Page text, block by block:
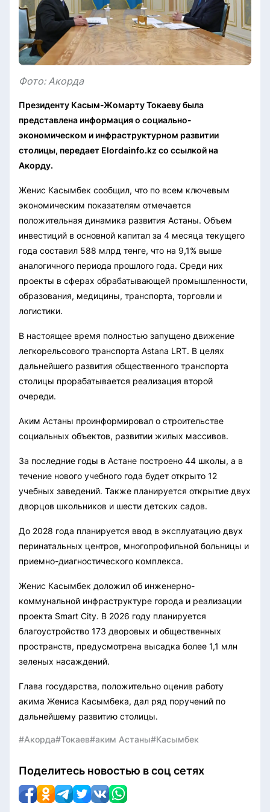
Фото: Акорда
Президенту Касым-Жомарту Токаеву была
представлена информация о социально-
экономическом и инфраструктурном развитии
столицы, передает Elordainfo.kz со ссылкой на
Акорду.
Женис Касымбек сообщил, что по всем ключевым
экономическим показателям отмечается
положительная динамика развития Астаны. Объем
инвестиций в основной капитал за 4 месяца текущего
года составил 588 млрд тенге, что на 9,1% выше
аналогичного периода прошлого года. Среди них
проекты в сферах обрабатывающей промышленности,
образования, медицины, транспорта, торговли и
логистики.
В настоящее время полностью запущено движение
легкорельсового транспорта Astana LRT. В целях
дальнейшего развития общественного транспорта
столицы прорабатывается реализация второй
очереди.
Аким Астаны проинформировал о строительстве
социальных объектов, развитии жилых массивов.
За последние годы в Астане построено 44 школы, а в
течение нового учебного года будет открыто 12
учебных заведений. Также планируется открытие двух
дворцов школьников и шести детских садов.
До 2028 года планируется ввод в эксплуатацию двух
перинатальных центров, многопрофильной больницы и
приемно-диагностического комплекса.
Женис Касымбек доложил об инженерно-
коммунальной инфраструктуре города и реализации
проекта Smart City. В 2026 году планируется
благоустройство 173 дворовых и общественных
пространств, предусмотрена высадка более 1,1 млн
зеленых насаждений.
Глава государства, положительно оценив работу
акима Жениса Касымбека, дал ряд поручений по
дальнейшему развитию столицы.
#Акорда#Токаев#аким Астаны#Касымбек
Поделитесь новостью в соц сетях